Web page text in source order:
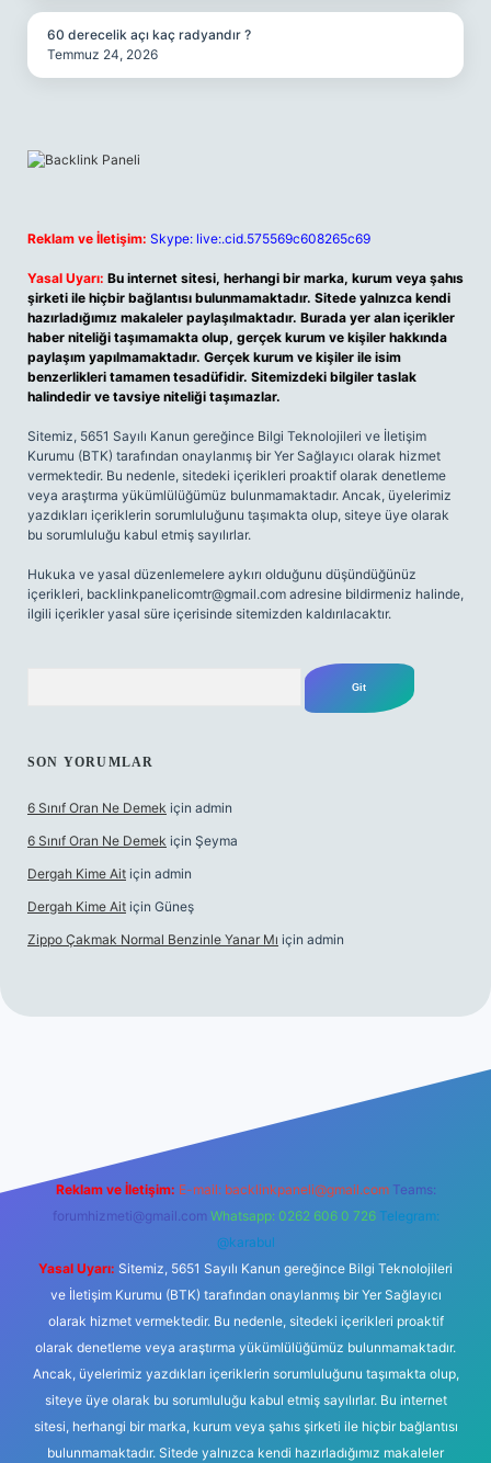
60 derecelik açı kaç radyandır ?
Temmuz 24, 2026
Reklam ve İletişim: Skype: live:.cid.575569c608265c69
Yasal Uyarı: Bu internet sitesi, herhangi bir marka, kurum veya şahıs
şirketi ile hiçbir bağlantısı bulunmamaktadır. Sitede yalnızca kendi
hazırladığımız makaleler paylaşılmaktadır. Burada yer alan içerikler
haber niteliği taşımamakta olup, gerçek kurum ve kişiler hakkında
paylaşım yapılmamaktadır. Gerçek kurum ve kişiler ile isim
benzerlikleri tamamen tesadüfidir. Sitemizdeki bilgiler taslak
halindedir ve tavsiye niteliği taşımazlar.
Sitemiz, 5651 Sayılı Kanun gereğince Bilgi Teknolojileri ve İletişim
Kurumu (BTK) tarafından onaylanmış bir Yer Sağlayıcı olarak hizmet
vermektedir. Bu nedenle, sitedeki içerikleri proaktif olarak denetleme
veya araştırma yükümlülüğümüz bulunmamaktadır. Ancak, üyelerimiz
yazdıkları içeriklerin sorumluluğunu taşımakta olup, siteye üye olarak
bu sorumluluğu kabul etmiş sayılırlar.
Hukuka ve yasal düzenlemelere aykırı olduğunu düşündüğünüz
içerikleri, backlinkpanelicomtr@gmail.com adresine bildirmeniz halinde,
ilgili içerikler yasal süre içerisinde sitemizden kaldırılacaktır.
SON YORUMLAR
6 Sınıf Oran Ne Demek için admin
6 Sınıf Oran Ne Demek için Şeyma
Dergah Kime Ait için admin
Dergah Kime Ait için Güneş
Zippo Çakmak Normal Benzinle Yanar Mı için admin
Reklam ve İletişim: E-mail: backlinkpaneli@gmail.com Teams:
forumhizmeti@gmail.com Whatsapp: 0262 606 0 726 Telegram:
@karabul
Yasal Uyarı: Sitemiz, 5651 Sayılı Kanun gereğince Bilgi Teknolojileri
ve İletişim Kurumu (BTK) tarafından onaylanmış bir Yer Sağlayıcı
olarak hizmet vermektedir. Bu nedenle, sitedeki içerikleri proaktif
olarak denetleme veya araştırma yükümlülüğümüz bulunmamaktadır.
Ancak, üyelerimiz yazdıkları içeriklerin sorumluluğunu taşımakta olup,
siteye üye olarak bu sorumluluğu kabul etmiş sayılırlar. Bu internet
sitesi, herhangi bir marka, kurum veya şahıs şirketi ile hiçbir bağlantısı
bulunmamaktadır. Sitede yalnızca kendi hazırladığımız makaleler